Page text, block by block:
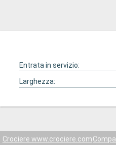
Entrata in servizio:
Larghezza:
Crociere www.crociere.com